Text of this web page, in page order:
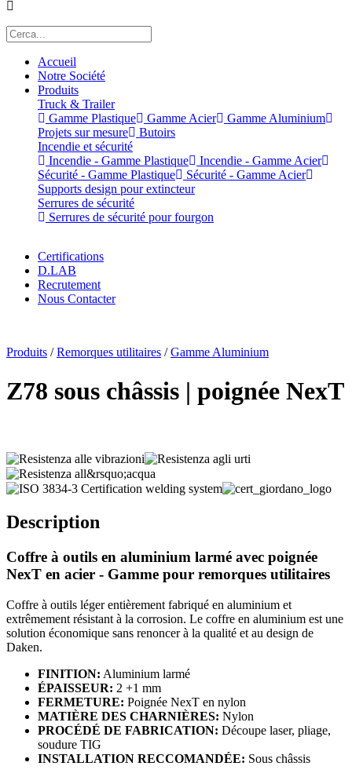
Accueil
Notre Société
Produits
Truck & Trailer
Gamme Plastique
Gamme Acier
Gamme Aluminium
Projets sur mesure
Butoirs
Incendie et sécurité
Incendie - Gamme Plastique
Incendie - Gamme Acier
Sécurité - Gamme Plastique
Sécurité - Gamme Acier
Supports design pour extincteur
Serrures de sécurité
Serrures de sécurité pour fourgon
Certifications
D.LAB
Recrutement
Nous Contacter
Produits /Remorques utilitaires /Gamme Aluminium
Z78 sous châssis | poignée NexT
Description
Coffre à outils en aluminium larmé avec poignée
NexT en acier - Gamme pour remorques utilitaires
Coffre à outils léger entièrement fabriqué en aluminium et
extrêmement résistant à la corrosion. Le coffre en aluminium est une
solution économique sans renoncer à la qualité et au design de
Daken.
FINITION: Aluminium larmé
ÉPAISSEUR: 2 +1 mm
FERMETURE: Poignée NexT en nylon
MATIÈRE DES CHARNIÈRES: Nylon
PROCÉDÉ DE FABRICATION: Découpe laser, pliage,
soudure TIG
INSTALLATION RECCOMANDÉE: Sous châssis